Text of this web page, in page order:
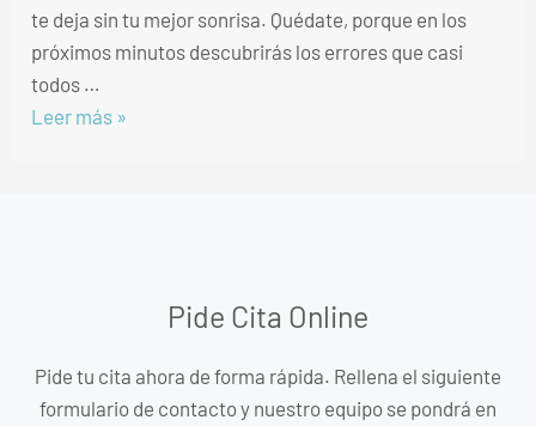
te deja sin tu mejor sonrisa. Quédate, porque en los
próximos minutos descubrirás los errores que casi
todos …
Leer más »
Pide Cita Online
Pide tu cita ahora de forma rápida. Rellena el siguiente
formulario de contacto y nuestro equipo se pondrá en